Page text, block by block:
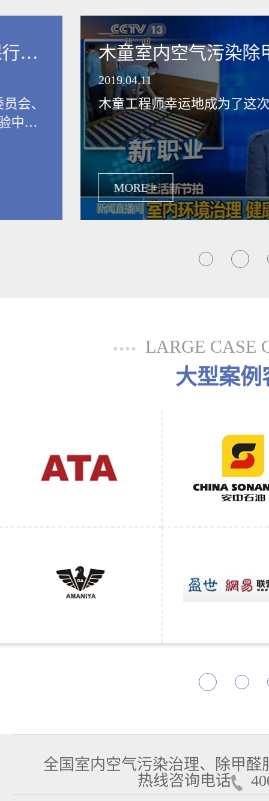
业
会、
中
木童室内空气污染
领健康新生活
2019.04.11
木童工程师幸运地成为了这
MORE +
LARGE CASE
大型案例
全国室内空气污染治理、除甲
热线咨询电话